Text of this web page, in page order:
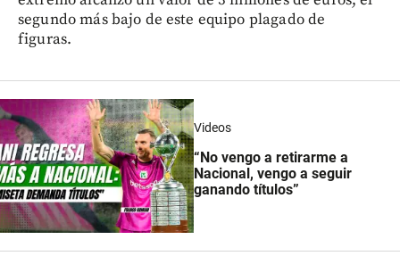
segundo más bajo de este equipo plagado de
figuras.
Videos
“No vengo a retirarme a
Nacional, vengo a seguir
ganando títulos”